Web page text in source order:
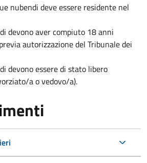
nubendi deve essere residente nel
devono aver compiuto 18 anni
autorizzazione del Tribunale dei
devono essere di stato libero
a o vedovo/a).